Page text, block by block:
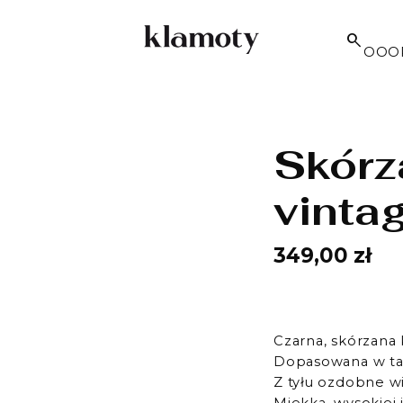
349,00 zł
Czarna,
Dopasowana w
Z tyłu ozdobne